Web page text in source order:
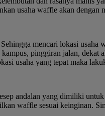
usaha waffle akan dengan
mencari lokasi
pinggiran jalan, dekat
usaha yang tepat maka
andalan yang dimiliki
waffle sesuai keinginan.